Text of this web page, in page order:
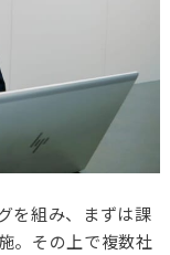
を組み、まずは課
。その上で複数社